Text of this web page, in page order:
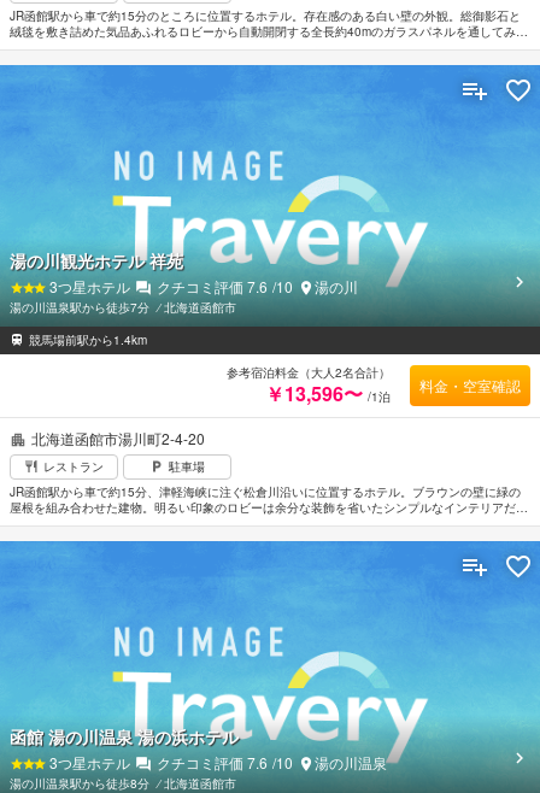
JR函館駅から車で約15分のところに位置するホテル。存在感のある白い壁の外観。総御影石と
絨毯を敷き詰めた気品あふれるロビーから自動開閉する全長約40mのガラスパネルを通してみえ
る日本庭園は見事。客室の造りや内装はタイプによって異なるがそれぞれ落ち着きのあるインテ
リアでまとめられている。空中露天風呂「いさりび」で幻想的な夜の漁火をはじめ山並みと海岸
北海道函館市湯川町2-4-20
レストラン
駐車場
JR函館駅から車で約15分、津軽海峡に注ぐ松倉川沿いに位置するホテル。ブラウンの壁に緑の
屋根を組み合わせた建物。明るい印象のロビーは余分な装飾を省いたシンプルなインテリアだが
洗練された雰囲気がただよっている。客室はさまざまなタイプがありいずれもゆっくりとリラッ
クスできる空間。テーマ性を持った温泉浴場は露天風呂やラベンダーの香りの湯などそれぞれ異
湯の川観光ホテル 祥苑
3つ星ホテル クチコミ評価 7.6 /10 湯の川
湯の川温泉駅から徒歩7分 ⁄北海道函館市
競馬場前駅から1.4km
参考宿泊料金（大人2名合計）
￥13,596〜 /1泊
料金・空室確認
函館 湯の川温泉 湯の浜ホテル
3つ星ホテル クチコミ評価 7.6 /10 湯の川温泉
湯の川温泉駅から徒歩8分 ⁄北海道函館市